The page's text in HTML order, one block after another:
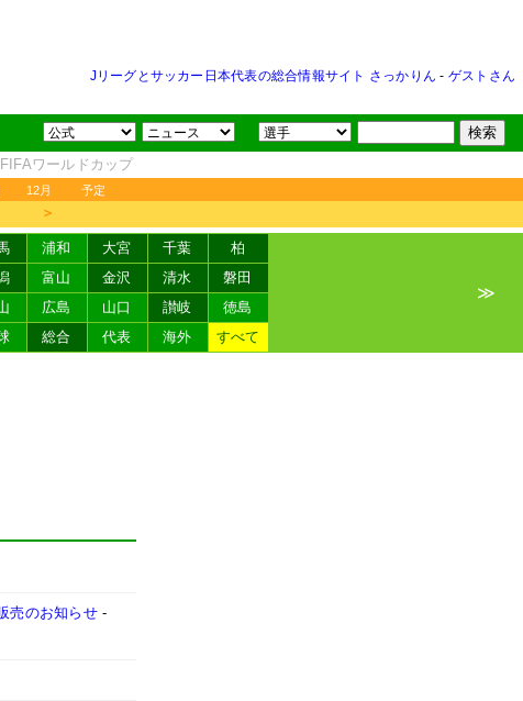
Jリーグとサッカー日本代表の総合情報サイト さっかりん - ゲストさん
FIFAワールドカップ
12月 予定
＞
浦和 大宮 千葉
柏
富山 金沢 清水
磐田
広島 山口 讃岐
徳島
総合 代表 海外 すべて
≫
売のお知らせ-